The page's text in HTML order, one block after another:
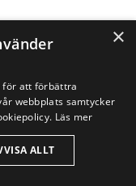
”bara för
särskild
×
för att förbättra
webbplats samtycker
Läs mer
ALLT